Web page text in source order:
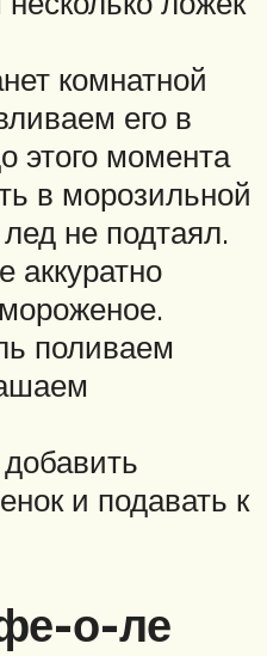
комнатной
его в
этого момента
в морозильной
не подтаял.
аккуратно
поливаем
и подавать к
о-ле